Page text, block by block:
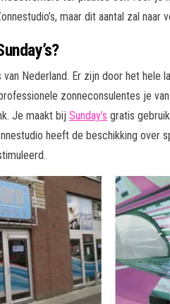
maar dit aantal zal naar
Nederland. Er zijn door het hele
zonneconsulentes je
Je maakt bij Sunday’s gratis
heeft de beschikking over